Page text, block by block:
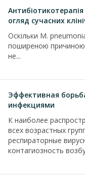
Антибіотикотерапія
огляд сучасних
Оскільки M.
поширеною причиною
не...
Эффективная
инфекциями
К наиболее
всех возрастных
респираторные
контагиозность